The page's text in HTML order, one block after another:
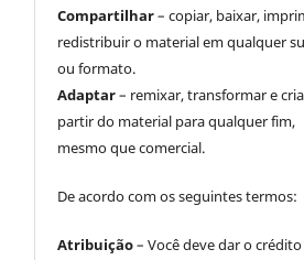
Compartilhar– copiar, baixar,
redistribuir o material em qualquer
ou formato.
Adaptar– remixar, transformar e
partir do material para qualquer fim,
mesmo que comercial.
De acordo com os seguintes termos:
Atribuição– Você deve dar o crédito